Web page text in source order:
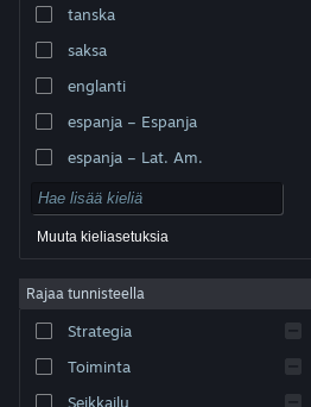
© Valve Corporation. Kaikki oikeudet pidätetään. Kaikki
Yhdysvalloissa ja kaikkialla maailmassa.
Helppokäyttötoiminnot
Hyvitykset|Evästeet
tanska
saksa
englanti
espanja – Espanja
espanja – Lat. Am.
Muuta kieliasetuksia
Rajaa tunnisteella
Strategia
Toiminta
Seikkailu